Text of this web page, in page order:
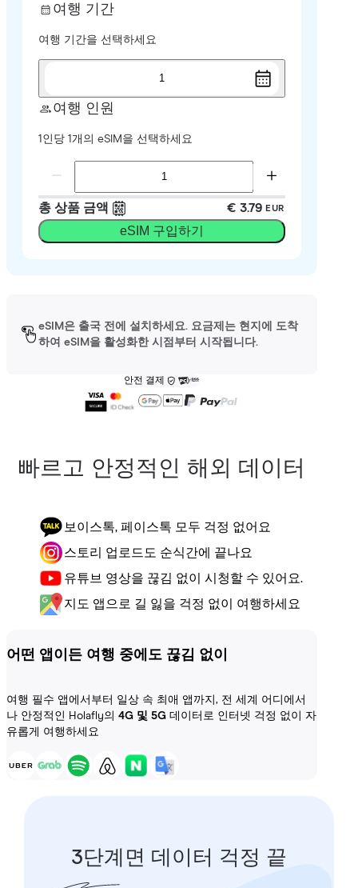
여행 기간
여행 기간을 선택하세요
1
여행 인원
1인당 1개의 eSIM을 선택하세요
총 상품 금액 € 3.79 EUR
eSIM 구입하기
eSIM은 출국 전에 설치하세요. 요금제는 현지에 도착
하여 eSIM을 활성화한 시점부터 시작됩니다.
안전 결제
빠르고 안정적인 해외 데이터
보이스톡, 페이스톡 모두 걱정 없어요
스토리 업로드도 순식간에 끝나요
유튜브 영상을 끊김 없이 시청할 수 있어요.
지도 앱으로 길 잃을 걱정 없이 여행하세요
어떤 앱이든 여행 중에도 끊김 없이
여행 필수 앱에서부터 일상 속 최애 앱까지, 전 세계 어디에서
나 안정적인 Holafly의 4G 및 5G 데이터로 인터넷 걱정 없이 자
유롭게 여행하세요
3단계면 데이터 걱정 끝